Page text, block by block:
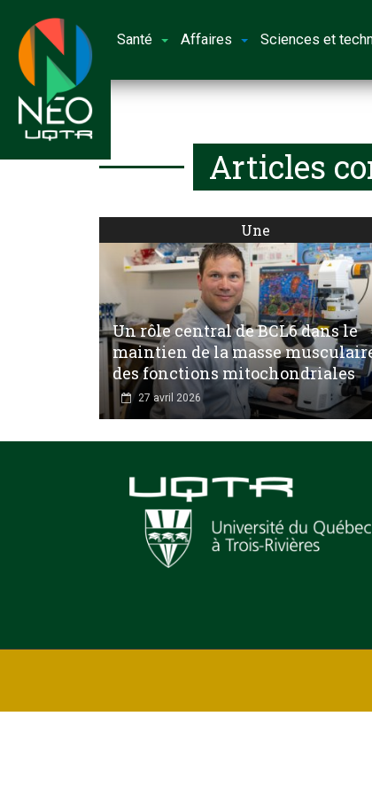
Santé Affaires Sciences et
Articles
Une
Un rôle central de BCL6 dans le
maintien de la masse
des fonctions mitochondriales
27 avril 2026